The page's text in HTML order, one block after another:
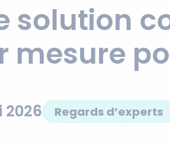
solution
mesure
2026 Regards d’experts